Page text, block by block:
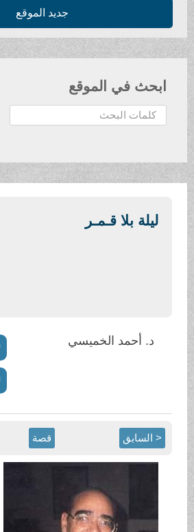
جديد الموقع
ابحث في الموقع
ح
ث
ليلة بلا قـمـر
د. أحمد الخميسي
< السابق قصة